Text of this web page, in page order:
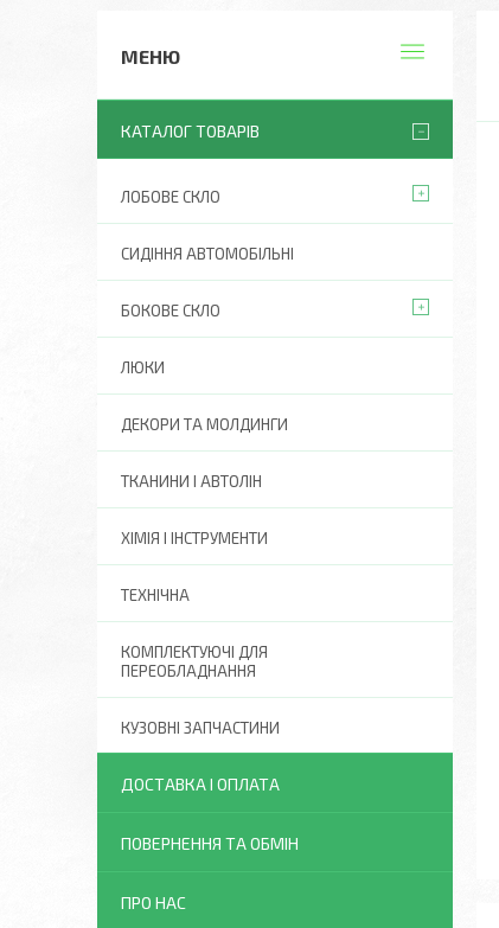
КАТАЛОГ ТОВАРІВ
ЛОБОВЕ СКЛО
СИДІННЯ АВТОМОБІЛЬНІ
БОКОВЕ СКЛО
ЛЮКИ
ДЕКОРИ ТА МОЛДИНГИ
ТКАНИНИ І АВТОЛІН
ХІМІЯ І ІНСТРУМЕНТИ
ТЕХНІЧНА
КОМПЛЕКТУЮЧІ ДЛЯ
ПЕРЕОБЛАДНАННЯ
КУЗОВНІ ЗАПЧАСТИНИ
ДОСТАВКА І ОПЛАТА
ПОВЕРНЕННЯ ТА ОБМІН
ПРО НАС